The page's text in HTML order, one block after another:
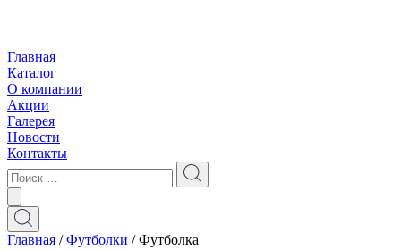
Главная
Каталог
О компании
Акции
Галерея
Новости
Контакты
Главная /Футболки / Футболкa